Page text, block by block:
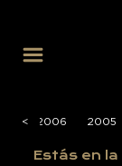
<
< 2006 2005
Estás en la